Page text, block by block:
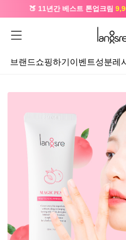
🍑 11년간 베스트 톤업크림
5,000원
브랜드쇼핑하기 이벤트성분레